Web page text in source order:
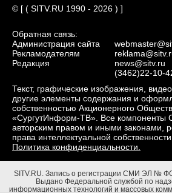
© [ ( SITV.RU 1990 - 2026 ) ]
Обратная связь:
Администрация сайта
Рекламодателям
Редакция
news@sitv.ru
(3462)22-10-
Текст, графические изображения,
другие элементы содержания и
собственностью Акционерного
«СургутИнформ-ТВ». Все компоненты
авторским правом и иными законами,
права интеллектуальной собственности.
Политика конфиденциальности.
SITV.RU. Запись о регистрации СМИ ЭЛ №
Выдано Федеральной службой по
информационных технологий и массовых